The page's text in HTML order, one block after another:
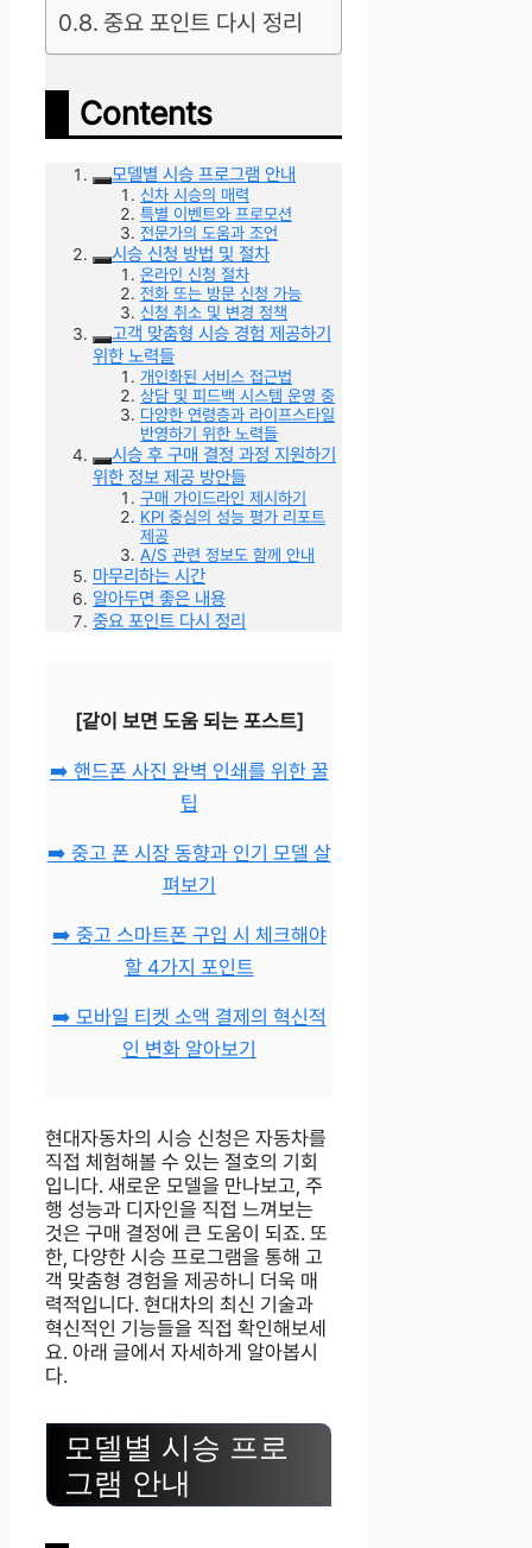
중요 포인트 다시 정리
Contents
모델별 시승 프로그램 안내
신차 시승의 매력
특별 이벤트와 프로모션
전문가의 도움과 조언
시승 신청 방법 및 절차
온라인 신청 절차
전화 또는 방문 신청 가능
신청 취소 및 변경 정책
고객 맞춤형 시승 경험 제공하기
위한 노력들
개인화된 서비스 접근법
상담 및 피드백 시스템 운영 중
다양한 연령층과 라이프스타일
반영하기 위한 노력들
시승 후 구매 결정 과정 지원하기
위한 정보 제공 방안들
구매 가이드라인 제시하기
KPI 중심의 성능 평가 리포트
제공
A/S 관련 정보도 함께 안내
마무리하는 시간
알아두면 좋은 내용
중요 포인트 다시 정리
[같이 보면 도움 되는 포스트]
➡️ 핸드폰 사진 완벽 인쇄를 위한 꿀
팁
➡️ 중고 폰 시장 동향과 인기 모델 살
펴보기
➡️ 중고 스마트폰 구입 시 체크해야
할 4가지 포인트
➡️ 모바일 티켓 소액 결제의 혁신적
인 변화 알아보기
현대자동차의 시승 신청은 자동차를
직접 체험해볼 수 있는 절호의 기회
입니다. 새로운 모델을 만나보고, 주
행 성능과 디자인을 직접 느껴보는
것은 구매 결정에 큰 도움이 되죠. 또
한, 다양한 시승 프로그램을 통해 고
객 맞춤형 경험을 제공하니 더욱 매
력적입니다. 현대차의 최신 기술과
혁신적인 기능들을 직접 확인해보세
요. 아래 글에서 자세하게 알아봅시
다.
모델별 시승 프로
그램 안내